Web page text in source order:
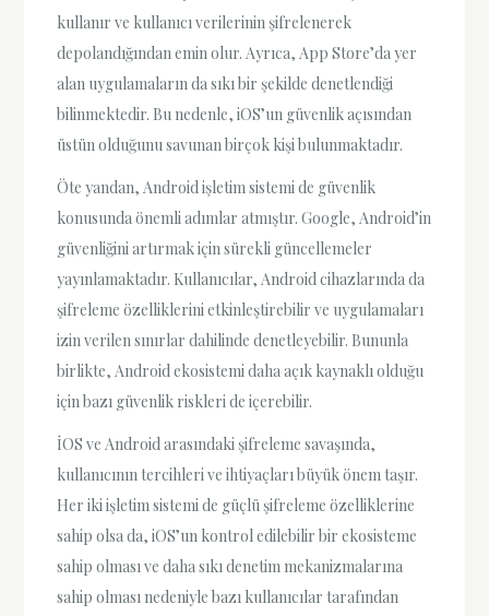
kullanır ve kullanıcı verilerinin şifrelenerek
depolandığından emin olur. Ayrıca, App Store’da yer
alan uygulamaların da sıkı bir şekilde denetlendiği
bilinmektedir. Bu nedenle, iOS’un güvenlik açısından
üstün olduğunu savunan birçok kişi bulunmaktadır.
Öte yandan, Android işletim sistemi de güvenlik
konusunda önemli adımlar atmıştır. Google, Android’in
güvenliğini artırmak için sürekli güncellemeler
yayınlamaktadır. Kullanıcılar, Android cihazlarında da
şifreleme özelliklerini etkinleştirebilir ve uygulamaları
izin verilen sınırlar dahilinde denetleyebilir. Bununla
birlikte, Android ekosistemi daha açık kaynaklı olduğu
için bazı güvenlik riskleri de içerebilir.
İOS ve Android arasındaki şifreleme savaşında,
kullanıcının tercihleri ve ihtiyaçları büyük önem taşır.
Her iki işletim sistemi de güçlü şifreleme özelliklerine
sahip olsa da, iOS’un kontrol edilebilir bir ekosisteme
sahip olması ve daha sıkı denetim mekanizmalarına
sahip olması nedeniyle bazı kullanıcılar tarafından